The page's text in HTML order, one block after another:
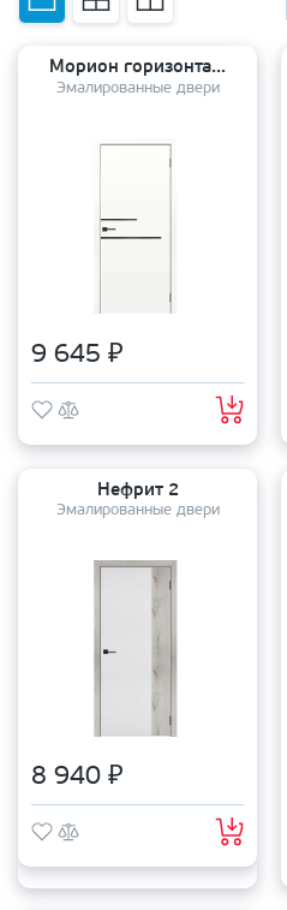
Морион горизонталь
Эмалированные двери
9 645 ₽
Нефрит 2
Эмалированные двери
8 940 ₽